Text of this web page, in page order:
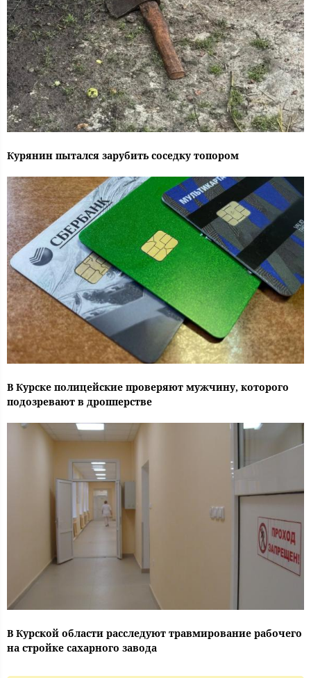
Курянин пытался зарубить соседку топором
В Курске полицейские проверяют мужчину, которого
подозревают в дропперстве
В Курской области расследуют травмирование рабочего
на стройке сахарного завода